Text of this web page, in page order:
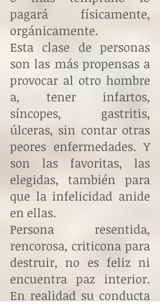
pagará físicamente,
orgánicamente.
Esta clase de personas
son las más propensas a
provocar al otro hombre
a, tener infartos,
síncopes, gastritis,
úlceras, sin contar otras
peores enfermedades. Y
son las favoritas, las
elegidas, también para
que la infelicidad anide
en ellas.
Persona resentida,
rencorosa, criticona para
destruir, no es feliz ni
encuentra paz interior.
En realidad su conducta